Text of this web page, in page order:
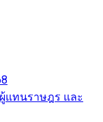
แทนราษฎร และ